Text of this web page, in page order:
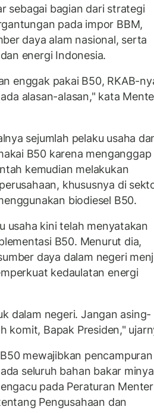
sebagai bagian dari strategi
pada impor BBM,
daya alam nasional, serta
energi Indonesia.
enggak pakai B50, RKAB-
alasan-alasan," kata
sejumlah pelaku usaha
B50 karena menganggap
kemudian melakukan
khususnya di
biodiesel B50.
usaha kini telah menyatakan
B50. Menurut dia,
daya dalam negeri
kedaulatan energi
dalam negeri. Jangan asing-
komit, Bapak Presiden,"
mewajibkan pencampuran
seluruh bahan bakar
pada Peraturan
Pengusahaan dan